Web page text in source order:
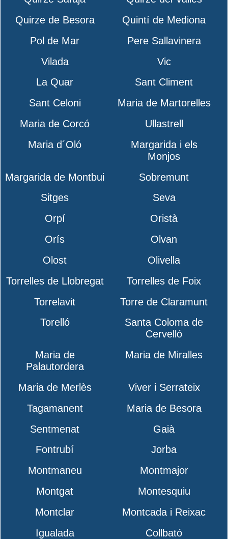
Quirze de Besora
Quintí de Mediona
Pol de Mar
Pere Sallavinera
Vilada
Vic
La Quar
Sant Climent
Sant Celoni
Maria de Martorelles
Maria de Corcó
Ullastrell
Maria d´Oló
Margarida i els
Monjos
Margarida de Montbui
Sobremunt
Sitges
Seva
Orpí
Oristà
Orís
Olvan
Olost
Olivella
Torrelles de Llobregat
Torrelles de Foix
Torrelavit
Torre de Claramunt
Torelló
Santa Coloma de
Cervelló
Maria de
Palautordera
Maria de Miralles
Maria de Merlès
Viver i Serrateix
Tagamanent
Maria de Besora
Sentmenat
Gaià
Fontrubí
Jorba
Montmaneu
Montmajor
Montgat
Montesquiu
Montclar
Montcada i Reixac
Igualada
Collbató